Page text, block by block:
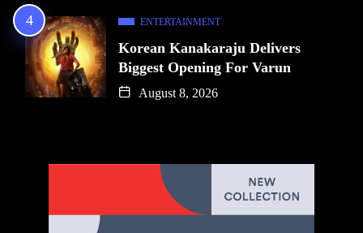
ENTERTAINMENT
Korean Kanakaraju Delivers
Biggest Opening For Varun
August 8, 2026